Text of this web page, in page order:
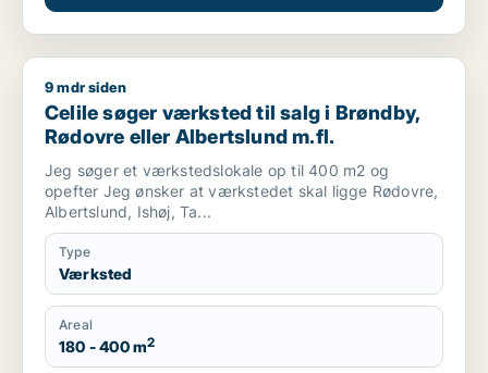
Celile søger værksted til salg i Brøndby, Rødovre eller
9 mdr siden
Celile søger værksted til salg i Brøndby,
Rødovre eller Albertslund m.fl.
Jeg søger et værkstedslokale op til 400 m2 og
opefter Jeg ønsker at værkstedet skal ligge Rødovre,
Albertslund, Ishøj, Ta...
Type
Værksted
Areal
180 - 400 m2